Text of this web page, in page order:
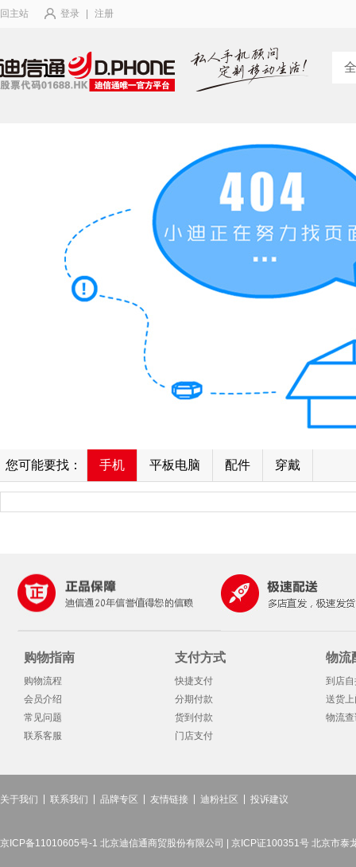
回主站 登录 注册
您可能要找： 手机 平板电脑 配件 穿戴
购物指南
购物流程
会员介绍
常见问题
联系客服
支付方式
快捷支付
分期付款
货到付款
门店支付
物流
到店
送货
物流
关于我们 联系我们 品牌专区 友情链接 迪粉社区 投诉建议
京ICP备11010605号-1 北京迪信通商贸股份有限公司 | 京ICP证100351号 北京市泰